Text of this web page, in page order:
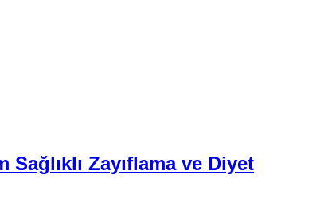
Zayıflama ve Diyet